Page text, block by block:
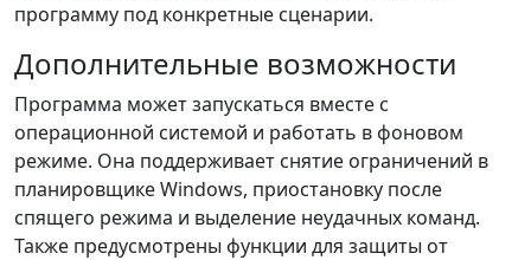
программу под конкретные сценарии.
Дополнительные возможности
Программа может запускаться вместе с
операционной системой и работать в фоновом
режиме. Она поддерживает снятие ограничений в
планировщике Windows, приостановку после
спящего режима и выделение неудачных команд.
Также предусмотрены функции для защиты от